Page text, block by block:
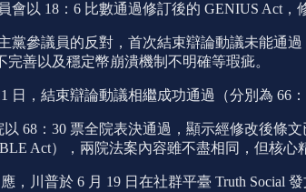
會以 18：6 比數通過修訂後的 GENIUS Act
黨參議員的反對，首次結束辯論動議未能通
善以及穩定幣崩潰機制不明確等瑕疵。
日，結束辯論動議相繼成功通過（分別為 66
68：30 票全院表決通過，顯示經修改後條
Act），兩院法案內容雖不盡相同，但核心
，川普於 6 月 19 日在社群平臺 Truth Social